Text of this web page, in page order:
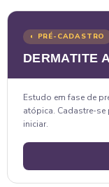
◐ PRÉ-CADASTRO
DERMATITE
Estudo em fase de
atópica. Cadastre-
iniciar.